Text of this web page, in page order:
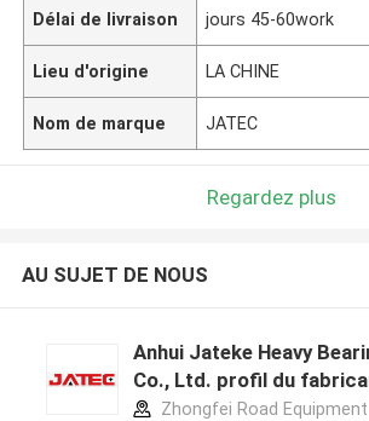
Délai de livraison jours 45-60work
Lieu d'origine LA CHINE
Nom de marque JATEC
Regardez plus
AU SUJET DE NOUS
Anhui Jateke Heavy
Co., Ltd. profil du
Zhongfei Road Equipment